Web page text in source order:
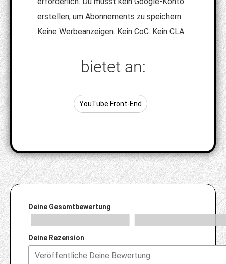
erstellen, um Abonnements zu speichern.
Keine Werbeanzeigen. Kein CoC. Kein CLA.
bietet an:
YouTube Front-End
Deine Gesamtbewertung
Deine Rezension